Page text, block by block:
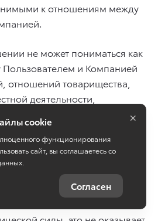
к отношениям между
не может пониматься как
и Компанией
отношений товарищества,
деятельности,
либо каких-то иных
иным причинам одно или
настоящего Соглашения
или
cookie
функционирования
сайт, вы соглашаетесь со
Согласен
×